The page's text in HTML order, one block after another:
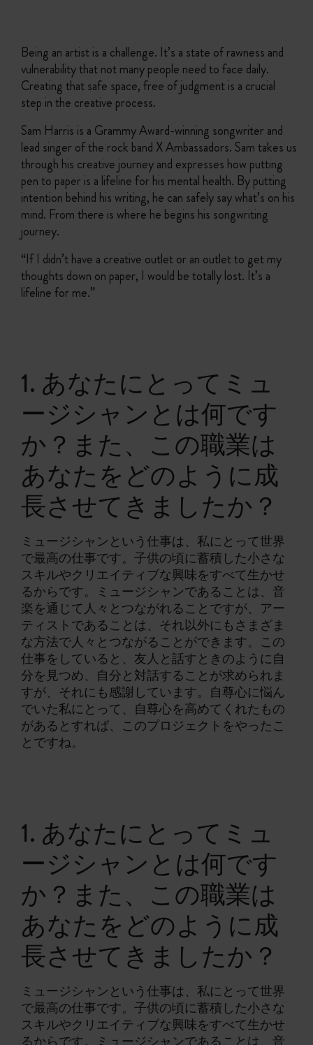
Being an artist is a challenge. It’s a state of rawness and
vulnerability that not many people need to face daily.
Creating that safe space, free of judgment is a crucial
step in the creative process.
Sam Harris is a Grammy Award-winning songwriter and
lead singer of the rock band X Ambassadors. Sam takes us
through his creative journey and expresses how putting
pen to paper is a lifeline for his mental health. By putting
intention behind his writing, he can safely say what’s on his
mind. From there is where he begins his songwriting
journey.
“If I didn’t have a creative outlet or an outlet to get my
thoughts down on paper, I would be totally lost. It’s a
lifeline for me.”
1. あなたにとってミュ
ージシャンとは何です
か？また、この職業は
あなたをどのように成
長させてきましたか？
ミュージシャンという仕事は、私にとって世界
で最高の仕事です。子供の頃に蓄積した小さな
スキルやクリエイティブな興味をすべて生かせ
るからです。ミュージシャンであることは、音
楽を通じて人々とつながれることですが、アー
ティストであることは、それ以外にもさまざま
な方法で人々とつながることができます。この
仕事をしていると、友人と話すときのように自
分を見つめ、自分と対話することが求められま
すが、それにも感謝しています。自尊心に悩ん
でいた私にとって、自尊心を高めてくれたもの
があるとすれば、このプロジェクトをやったこ
とですね。
1. あなたにとってミュ
ージシャンとは何です
か？また、この職業は
あなたをどのように成
長させてきましたか？
ミュージシャンという仕事は、私にとって世界
で最高の仕事です。子供の頃に蓄積した小さな
スキルやクリエイティブな興味をすべて生かせ